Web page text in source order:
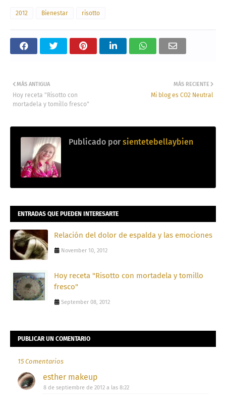
2012 Bienestar risotto
MÁS RECIENTE
Mi blog es CO2 Neutral
MÁS ANTIGUA
Hoy receta "Risotto con
mortadela y tomillo fresco"
Publicado por sientetebellaybien
ENTRADAS QUE PUEDEN INTERESARTE
Relación del dolor de espalda y las emociones
November 10, 2012
Hoy receta "Risotto con mortadela y tomillo
fresco"
September 08, 2012
PUBLICAR UN COMENTARIO
15 Comentarios
esther makeup
8 de septiembre de 2012 a las 8:22